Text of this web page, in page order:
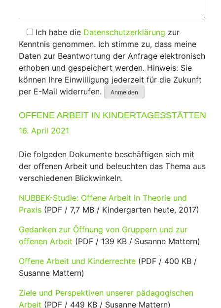
Ich habe die Datenschutzerklärung zur
Kenntnis genommen. Ich stimme zu, dass meine
Daten zur Beantwortung der Anfrage elektronisch
erhoben und gespeichert werden. Hinweis: Sie
können Ihre Einwilligung jederzeit für die Zukunft
per E-Mail widerrufen.
OFFENE ARBEIT IN KINDERTAGESSTÄTTEN
Posted
16. April 2021
Die folgeden Dokumente beschäftigen sich mit
der offenen Arbeit und beleuchten das Thema aus
verschiedenen Blickwinkeln.
NUBBEK-Studie: Offene Arbeit in Theorie und
Praxis(PDF / 7,7 MB / Kindergarten heute, 2017)
Gedanken zur Öffnung von Gruppern und zur
offenen Arbeit (PDF / 139 KB / Susanne Mattern)
Offene Arbeit und Kinderrechte(PDF / 400 KB /
Susanne Mattern)
Ziele und Perspektiven unserer pädagogischen
Arbeit (PDF / 449 KB / Susanne Mattern)